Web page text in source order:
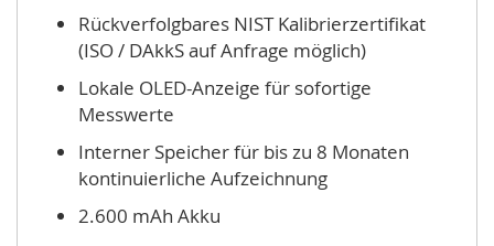
Rückverfolgbares NIST Kalibrierzertifikat
(ISO / DAkkS auf Anfrage möglich)
Lokale OLED-Anzeige für sofortige
Messwerte
Interner Speicher für bis zu 8 Monaten
kontinuierliche Aufzeichnung
2.600 mAh Akku